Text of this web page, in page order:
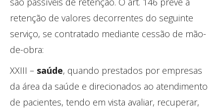
retenção de valores decorrentes do seguinte
serviço, se contratado mediante cessão de mão-
de-obra:
XXIII – saúde, quando prestados por empresas
da área da saúde e direcionados ao atendimento
de pacientes, tendo em vista avaliar, recuperar,